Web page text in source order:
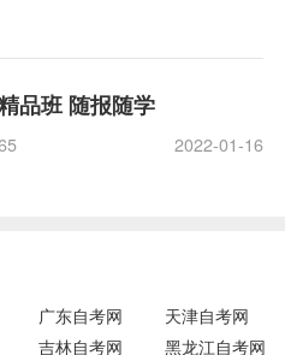
品班 随报随学
2022-01-16
广东自考网
天津自考网
吉林自考网 黑龙江自考网